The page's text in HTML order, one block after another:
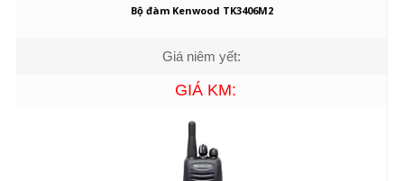
Bộ đàm Kenwood TK3406M2
Giá niêm yết:
GIÁ KM: